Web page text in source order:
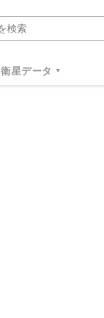
衛星データ